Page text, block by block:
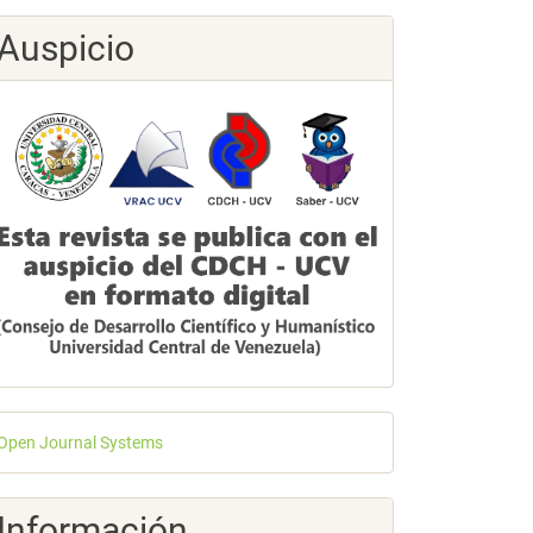
Journal Systems